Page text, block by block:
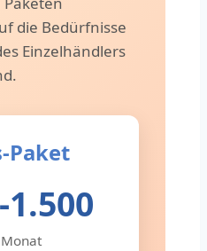
die Bedürfnisse
Einzelhändlers
Paket